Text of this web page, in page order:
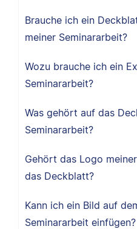
Brauche ich ein
meiner Seminararbeit?
Wozu brauche ich ein
Seminararbeit?
Was gehört auf das
Seminararbeit?
Gehört das Logo
das Deckblatt?
Kann ich ein Bild auf
Seminararbeit einfügen?